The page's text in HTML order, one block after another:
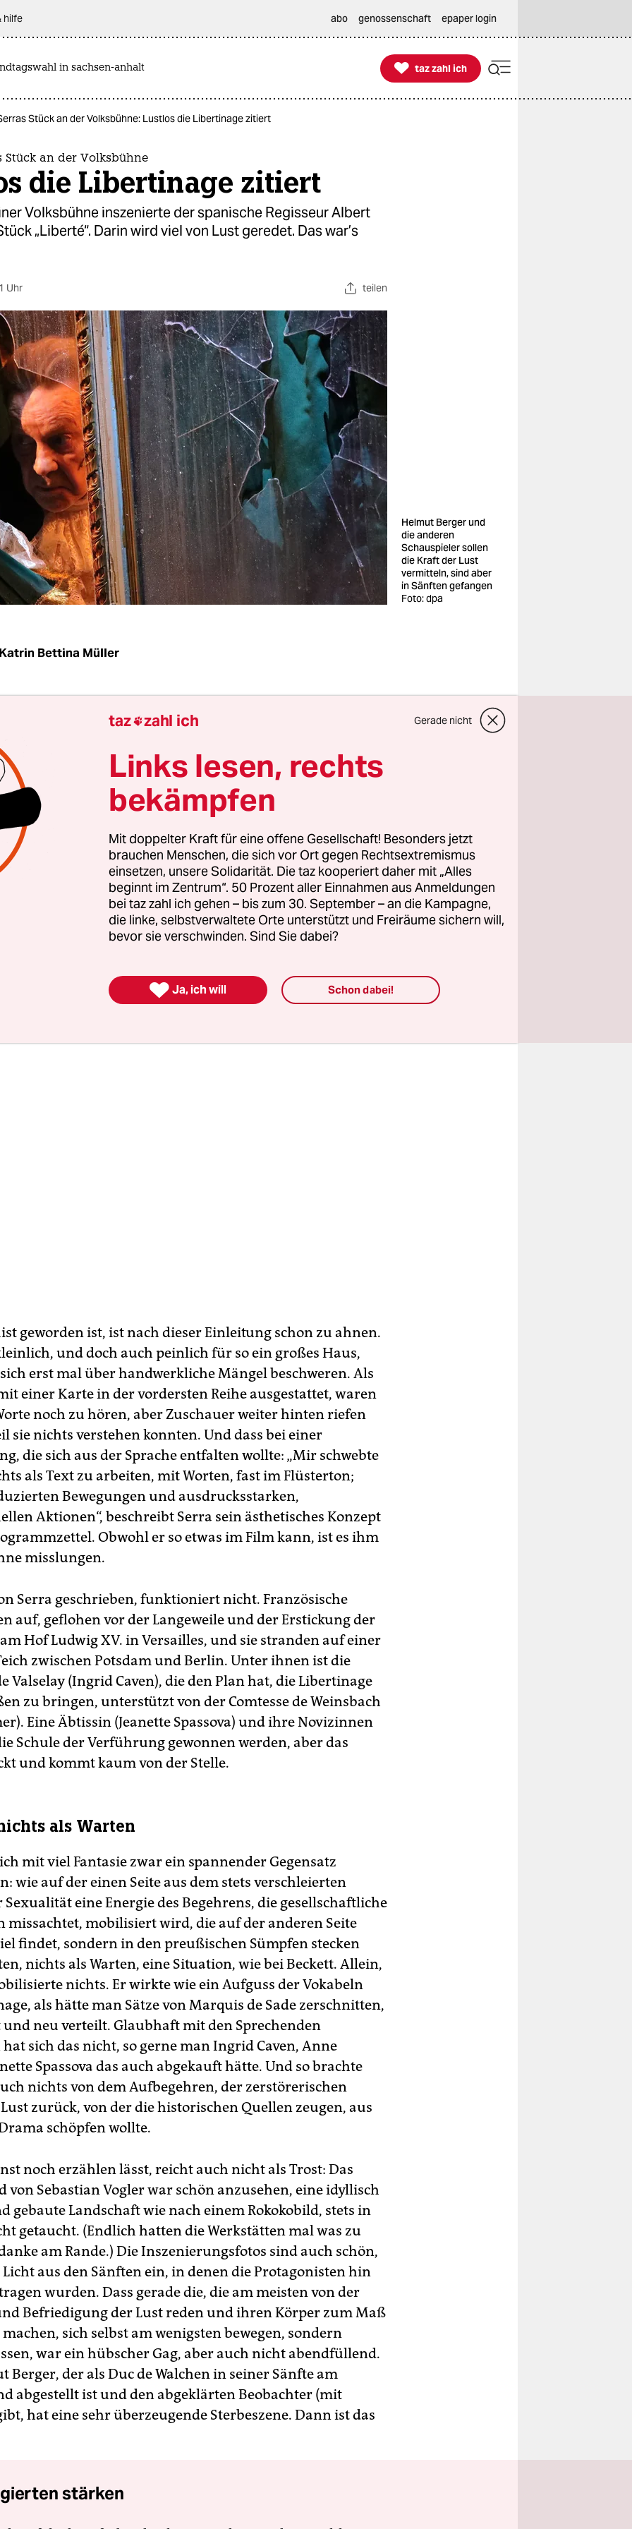
hilfe abo genossenschaft epaper login
in sachsen-anhalt 
taz zahl ich
taz zahl ich
Stück an der Volksbühne: Lustlos die Libertinage zitiert
Stück an der Volksbühne
die Libertinage zitiert
Volksbühne inszenierte der spanische Regisseur Albert
„Liberté“. Darin wird viel von Lust geredet. Das war’s
Uhr teilen
Helmut Berger und
die anderen
Schauspieler sollen
die Kraft der Lust
vermitteln, sind aber
in Sänften gefangen
Foto: dpa
Katrin Bettina Müller
das Schmuckstück im Programm
Solitär, der mit funkelnden Bildern zeigen
Theater heute auch machen kann: sinnlich, aufgeladen
deren Kultivierung ein Geschäft der Vergangenheit war.
waren meine Erwartungen an „Liberté“, einer
des spanischen Filmregisseurs Albert Serra, der
für Farben, Stoffe, Kostüme, Körper und Gesichter
zu sehen in seinem Film„Der Tod von Ludwig XIV“ ,
Léaud als sterbendem König.
schiefgehen, wenn dieser Künstler, der sich als Kenner für
des Sinnlichen schon bewiesen hat, ein Stück über die
Revolution machen will? Zumal wenn er dafür
nach Berlin holt, die man durch ihre Geschichte selbst
geworden ist, ist nach dieser Einleitung schon zu ahnen.
und doch auch peinlich für so ein großes Haus,
erst mal über handwerkliche Mängel beschweren. Als
einer Karte in der vordersten Reihe ausgestattet, waren
noch zu hören, aber Zuschauer weiter hinten riefen
sie nichts verstehen konnten. Und dass bei einer
die sich aus der Sprache entfalten wollte: „Mir schwebte
als Text zu arbeiten, mit Worten, fast im Flüsterton;
Bewegungen und ausdrucksstarken,
Aktionen“, beschreibt Serra sein ästhetisches Konzept
Obwohl er so etwas im Film kann, ist es ihm
misslungen.
Serra geschrieben, funktioniert nicht. Französische
auf, geflohen vor der Langeweile und der Erstickung der
Hof Ludwig XV. in Versailles, und sie stranden auf einer
zwischen Potsdam und Berlin. Unter ihnen ist die
Valselay (Ingrid Caven), die den Plan hat, die Libertinage
zu bringen, unterstützt von der Comtesse de Weinsbach
Eine Äbtissin (Jeanette Spassova) und ihre Novizinnen
Schule der Verführung gewonnen werden, aber das
und kommt kaum von der Stelle.
als Warten
mit viel Fantasie zwar ein spannender Gegensatz
wie auf der einen Seite aus dem stets verschleierten
Sexua­lität eine Energie des Begehrens, die gesellschaftliche
missachtet, mobilisiert wird, die auf der anderen Seite
findet, sondern in den preußischen Sümpfen stecken
nichts als Warten, eine Situation, wie bei Beckett. Allein,
nichts. Er wirkte wie ein Aufguss der Vokabeln
als hätte man Sätze von Marquis de Sade zerschnitten,
und neu verteilt. Glaubhaft mit den Sprechenden
sich das nicht, so gerne man Ingrid Caven, Anne
Spassova das auch abgekauft hätte. Und so brachte
nichts von dem Aufbegehren, der zerstörerischen
zurück, von der die historischen Quellen zeugen, aus
schöpfen wollte.
noch erzählen lässt, reicht auch nicht als Trost: Das
von Sebastian Vogler war schön anzusehen, eine idyllisch
gebaute Landschaft wie nach einem Rokokobild, stets in
getaucht. (Endlich hatten die Werkstätten mal was zu
am Rande.) Die Inszenierungsfotos sind auch schön,
aus den Sänften ein, in denen die Protagonisten hin
wurden. Dass gerade die, die am meisten von der
Befriedigung der Lust reden und ihren Körper zum Maß
sich selbst am wenigsten bewegen, sondern
war ein hübscher Gag, aber auch nicht abendfüllend.
Berger, der als Duc de Walchen in seiner Sänfte am
abgestellt ist und den abgeklärten Beobachter (mit
hat eine sehr überzeugende Sterbeszene. Dann ist das
stärken
taz zahl ich Gerade nicht
Links lesen, rechts
bekämpfen
Mit doppelter Kraft für eine offene Gesellschaft! Besonders jetzt
brauchen Menschen, die sich vor Ort gegen Rechtsextremismus
einsetzen, unsere Solidarität. Die taz kooperiert daher mit „Alles
beginnt im Zentrum“. 50 Prozent aller Einnahmen aus Anmeldungen
bei taz zahl ich gehen – bis zum 30. September – an die Kampagne,
die linke, selbstverwaltete Orte unterstützt und Freiräume sichern will,
bevor sie verschwinden. Sind Sie dabei?
 Ja, ich will Schon dabei!